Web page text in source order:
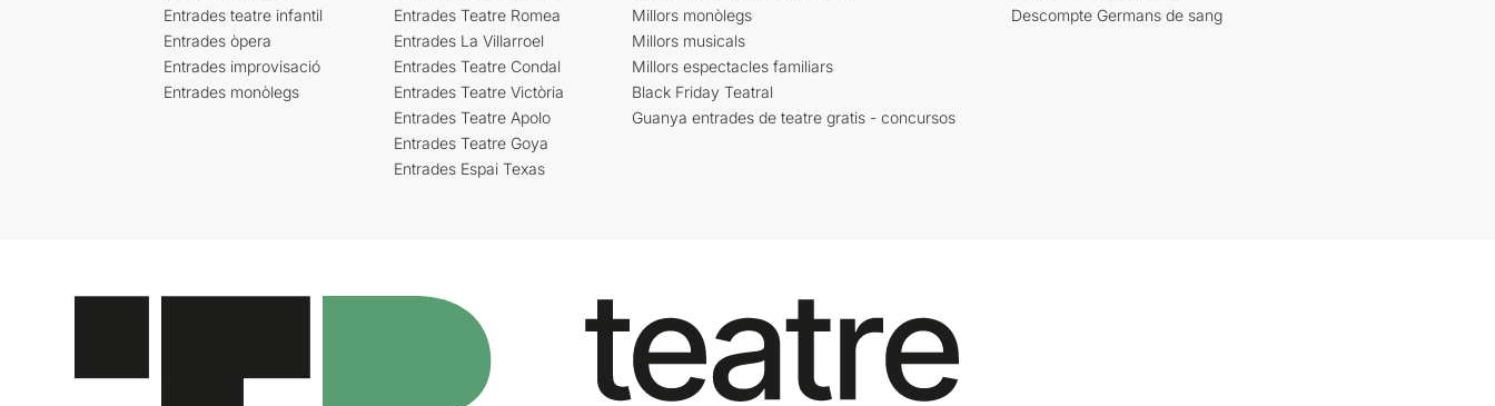
Entrades teatre infantil
Entrades òpera
Entrades improvisació
Entrades monòlegs
Entrades Teatre Romea
Entrades La Villarroel
Entrades Teatre Condal
Entrades Teatre Victòria
Entrades Teatre Apolo
Entrades Teatre Goya
Entrades Espai Texas
Millors monòlegs
Millors musicals
Millors espectacles familiars
Black Friday Teatral
Guanya entrades de teatre gratis - concursos
Descompte Germans de sang